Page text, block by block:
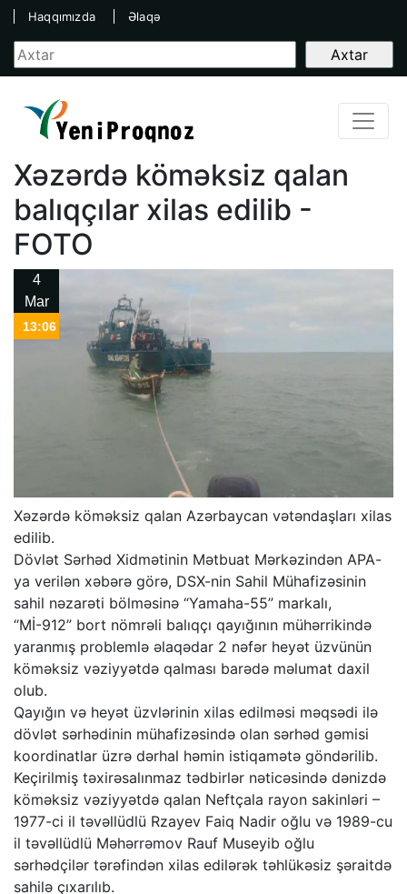
Haqqımızda Əlaqə
Xəzərdə köməksiz qalan
balıqçılar xilas edilib -
FOTO
4
Mar
13:06
Xəzərdə köməksiz qalan Azərbaycan vətəndaşları xilas
edilib.
Dövlət Sərhəd Xidmətinin Mətbuat Mərkəzindən APA-
ya verilən xəbərə görə, DSX-nin Sahil Mühafizəsinin
sahil nəzarəti bölməsinə “Yamaha-55” markalı,
“Mİ-912” bort nömrəli balıqçı qayığının mühərrikində
yaranmış problemlə əlaqədar 2 nəfər heyət üzvünün
köməksiz vəziyyətdə qalması barədə məlumat daxil
olub.
Qayığın və heyət üzvlərinin xilas edilməsi məqsədi ilə
dövlət sərhədinin mühafizəsində olan sərhəd gəmisi
koordinatlar üzrə dərhal həmin istiqamətə göndərilib.
Keçirilmiş təxirəsalınmaz tədbirlər nəticəsində dənizdə
köməksiz vəziyyətdə qalan Neftçala rayon sakinləri –
1977-ci il təvəllüdlü Rzayev Faiq Nadir oğlu və 1989-cu
il təvəllüdlü Məhərrəmov Rauf Museyib oğlu
sərhədçilər tərəfindən xilas edilərək təhlükəsiz şəraitdə
sahilə çıxarılıb.